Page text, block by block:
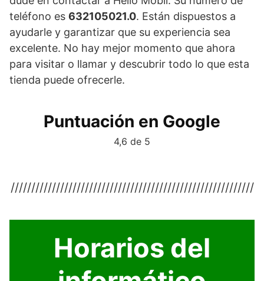
teléfono es 632105021.0. Están dispuestos a
ayudarle y garantizar que su experiencia sea
excelente. No hay mejor momento que ahora
para visitar o llamar y descubrir todo lo que esta
tienda puede ofrecerle.
Puntuación en Google
4,6 de 5
///////////////////////////////////////////////////////////
Horarios del